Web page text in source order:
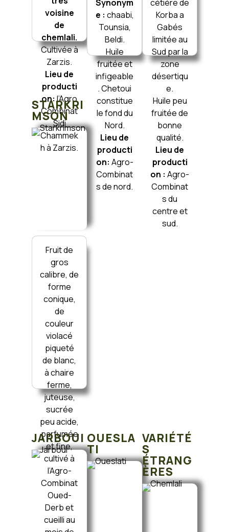
voisine
de
chemlali.
Cultivée à
Zarzis.
Lieu de
producti
on:l’Agro
Combinat
Sidi
Chammek
h à Zarzis.
Synonym
e : chaabi,
Tounsia,
Beldi.
Huile
fruitée et
infigeable
. Chetoui
constitue
le fond du
Nord.
Lieu de
producti
on: Agro-
Combinat
s de nord.
cétiére de
Korba a
Gabés
limitée au
Sud par la
zone
désertiqu
e.
Huile peu
fruitée de
bonne
qualité.
Lieu de
producti
on : Agro-
Combinat
s du
centre et
sud.
STARKRI
MSON
Fruit de
gros
calibre, de
forme
conique,
de
couleur
violacé
piqueté
de blanc,
à chaire
ferme,
juteuse,
sucrée
peu acide,
parfumée
et fine,
cultivé à
l’Agro-
Combinat
Oued-
Derb et
cueilli au
JARBOUI OUESLA
TI
VARIÉTÉ
S
ÉTRANG
ÈRES